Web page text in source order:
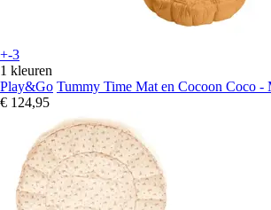
+-3
1 kleuren
Play&Go Tummy Time Mat en Cocoon Coco -
€ 124,95